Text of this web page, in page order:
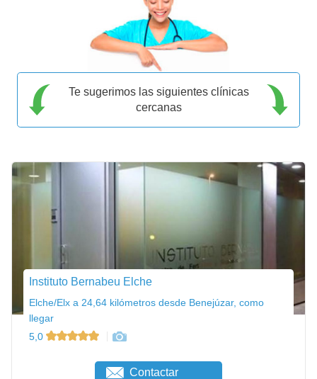
Te sugerimos las siguientes clínicas
cercanas
Instituto Bernabeu Elche
Elche/Elx a 24,64 kilómetros desde Benejúzar, como
llegar
5,0
Contactar